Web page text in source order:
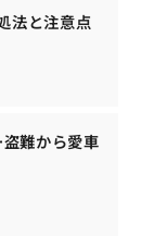
法と注意点
難から愛車